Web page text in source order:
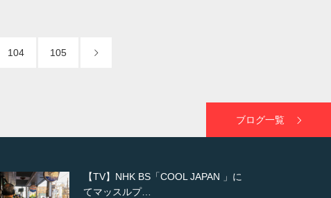
104 105
ブログ一覧
【WEB】「猫と焼き芋とマッチョ」
の素材を「ねとらぼ」さんに…